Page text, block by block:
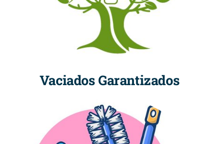
Vaciados Garantizados